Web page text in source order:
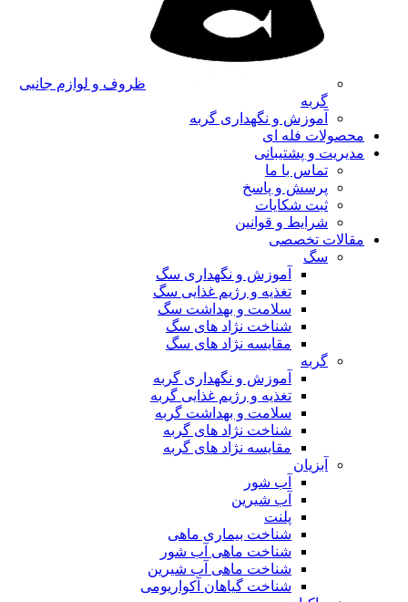
ظروف و لوازم جانبی
گربه
آموزش و نگهداری گربه
محصولات فله ای
مدیریت و پشتیبانی
تماس با ما
پرسش و پاسخ
ثبت شکایات
شرایط و قوانین
مقالات تخصصی
سگ
آموزش و نگهداری سگ
تغذیه و رژیم غذایی سگ
سلامت و بهداشت سگ
شناخت نژاد های سگ
مقایسه نژاد های سگ
گربه
آموزش و نگهداری گربه
تغذیه و رژیم غذایی گربه
سلامت و بهداشت گربه
شناخت نژاد های گربه
مقایسه نژاد های گربه
آبزیان
آب شور
آب شیرین
پلنت
شناخت بیماری ماهی
شناخت ماهی آب شور
شناخت ماهی آب شیرین
شناخت گیاهان آکواریومی